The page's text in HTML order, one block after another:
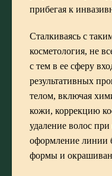
прибегая к
Сталкиваясь с
косметология, не
с тем в ее сферу
результативных
телом, включая
кожи, коррекцию
удаление волос
оформление линии
формы и